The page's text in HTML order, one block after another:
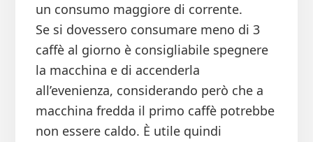
un consumo maggiore di corrente.
Se si dovessero consumare meno di 3
caffè al giorno è consigliabile spegnere
la macchina e di accenderla
all’evenienza, considerando però che a
macchina fredda il primo caffè potrebbe
non essere caldo. È utile quindi